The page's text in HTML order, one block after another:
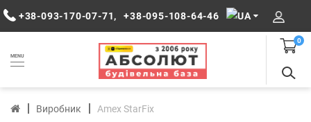
+38-093-170-07-71, +38-095-108-64-46
MENU
0
Виробник Amex StarFix